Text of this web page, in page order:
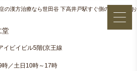
の漢方治療なら世田谷 下高井戸駅すぐ側の桃仁堂に
イビイビル5階(京王線
時／土日10時～17時